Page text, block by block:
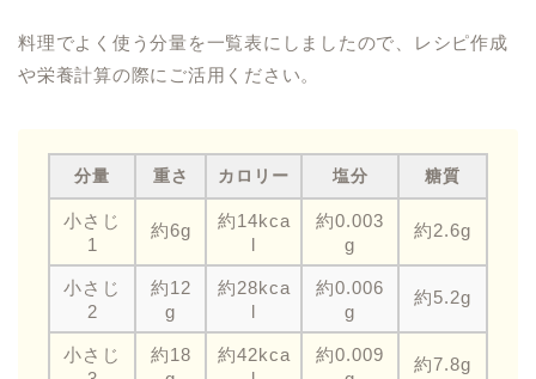
料理でよく使う分量を一覧表にしましたので、レシピ作成
や栄養計算の際にご活用ください。
分量 重さ カロリー 塩分 糖質
小さじ
1
約6g
約14kca
l
約0.003
g
約2.6g
小さじ
2
約12
g
約28kca
l
約0.006
g
約5.2g
小さじ
約18
約42kca
約0.009
約7.8g